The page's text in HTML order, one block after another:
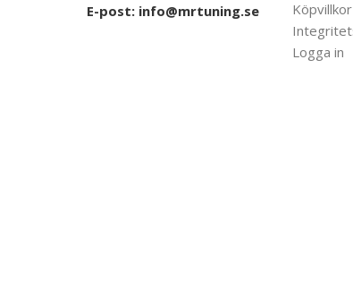
E-post: info@mrtuning.se
Köpvillkor
Logga in